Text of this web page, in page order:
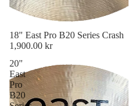
18" East Pro B20 Series Crash
1,900.00 kr
20"
East
Pro
B20